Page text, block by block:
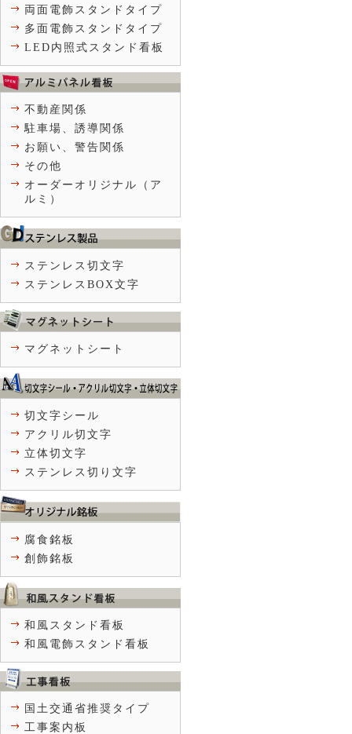
両面電飾スタンドタイプ
多面電飾スタンドタイプ
LED内照式スタンド看板
不動産関係
駐車場、誘導関係
お願い、警告関係
その他
オーダーオリジナル（ア
ルミ）
ステンレス切文字
ステンレスBOX文字
マグネットシート
切文字シール
アクリル切文字
立体切文字
ステンレス切り文字
腐食銘板
創飾銘板
和風スタンド看板
和風電飾スタンド看板
国土交通省推奨タイプ
工事案内板